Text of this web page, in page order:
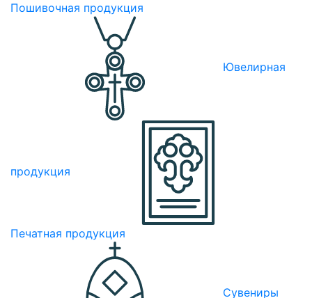
Пошивочная продукция
Ювелирная
продукция
Печатная продукция
Сувениры